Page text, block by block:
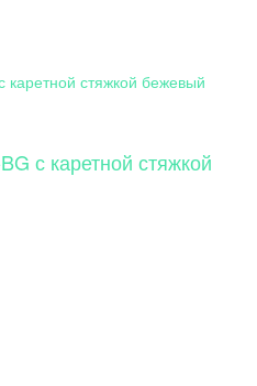
с каретной стяжкой